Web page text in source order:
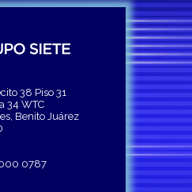
38 Piso 31
34 WTC
Benito Juárez
0787